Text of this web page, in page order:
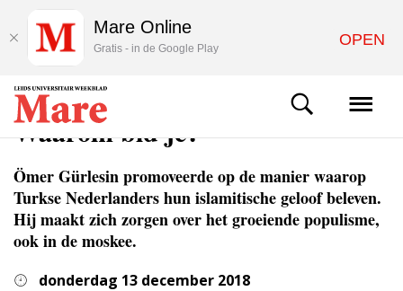
WETENSCHAP
Waarom bid je?
Ömer Gürlesin promoveerde op de manier waarop
Turkse Nederlanders hun islamitische geloof beleven.
Hij maakt zich zorgen over het groeiende populisme,
ook in de moskee.
donderdag 13 december 2018
Mare Online
Gratis - in de Google Play OPEN